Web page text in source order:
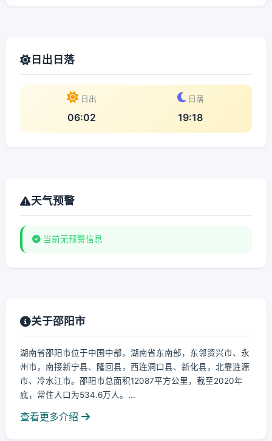
日出日落
日出
06:02
日落
19:18
天气预警
当前无预警信息
关于邵阳市
湖南省邵阳市位于中国中部，湖南省东南部，东邻资兴市、永
州市，南接新宁县、隆回县，西连洞口县、新化县，北靠涟源
市、冷水江市。邵阳市总面积12087平方公里，截至2020年
底，常住人口为534.6万人。...
查看更多介绍